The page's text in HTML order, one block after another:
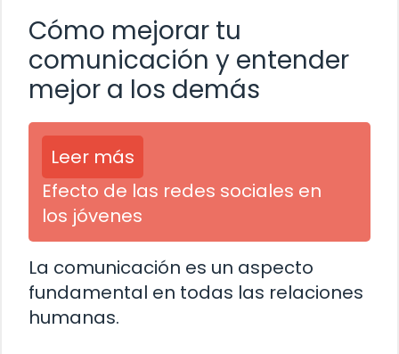
Cómo mejorar tu
comunicación y entender
mejor a los demás
Leer más
Efecto de las redes sociales en
los jóvenes
La comunicación es un aspecto
fundamental en todas las relaciones
humanas.